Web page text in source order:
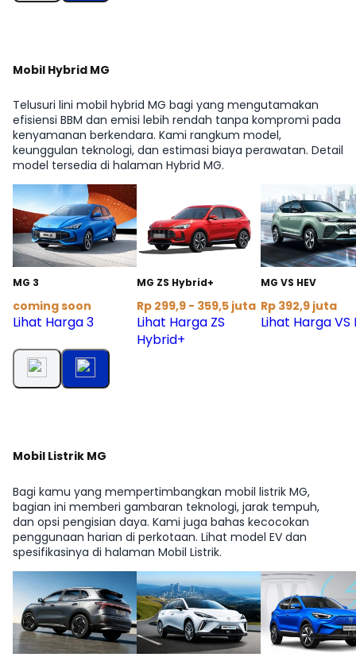
Mobil Hybrid MG
Telusuri lini mobil hybrid MG bagi yang mengutamakan
efisiensi BBM dan emisi lebih rendah tanpa kompromi pada
kenyamanan berkendara. Kami rangkum model,
keunggulan teknologi, dan estimasi biaya perawatan. Detail
model tersedia di halaman Hybrid MG.
MG 3
coming soon
Lihat Harga 3
MG ZS Hybrid+
Rp 299,9 - 359,5 juta
Lihat Harga ZS
Hybrid+
MG VS HEV
Rp 392,9 juta
Lihat Harga VS
Mobil Listrik MG
Bagi kamu yang mempertimbangkan mobil listrik MG,
bagian ini memberi gambaran teknologi, jarak tempuh,
dan opsi pengisian daya. Kami juga bahas kecocokan
penggunaan harian di perkotaan. Lihat model EV dan
spesifikasinya di halaman Mobil Listrik.